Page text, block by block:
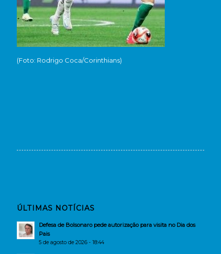
(Foto: Rodrigo Coca/Corinthians)
ÚLTIMAS NOTÍCIAS
Defesa de Bolsonaro pede autorização para visita no Dia dos
Pais
5 de agosto de 2026 - 18:44